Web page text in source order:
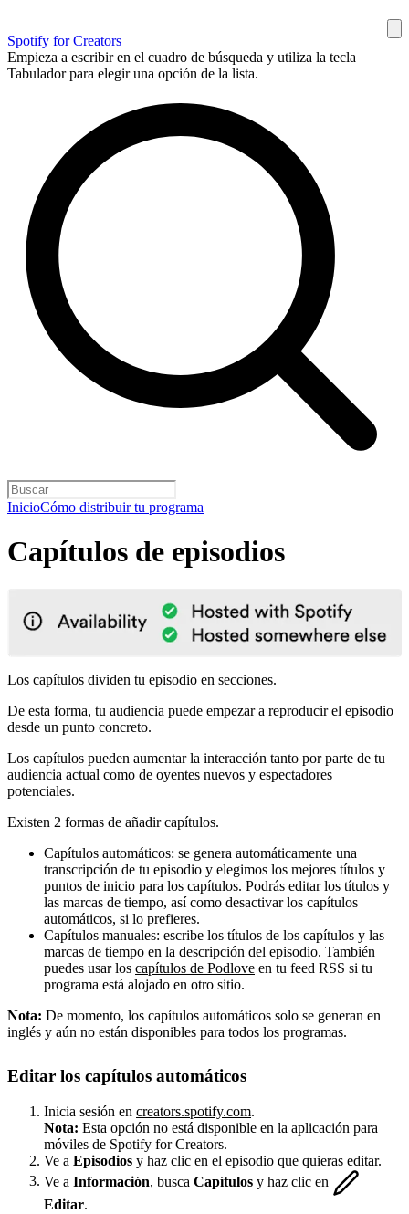
Spotify for Creators
Empieza a escribir en el cuadro de búsqueda y utiliza la tecla
Tabulador para elegir una opción de la lista.
InicioCómo distribuir tu programa
Capítulos de episodios
Los capítulos dividen tu episodio en secciones.
De esta forma, tu audiencia puede empezar a reproducir el episodio
desde un punto concreto.
Los capítulos pueden aumentar la interacción tanto por parte de tu
audiencia actual como de oyentes nuevos y espectadores
potenciales.
Existen 2 formas de añadir capítulos.
Capítulos automáticos: se genera automáticamente una
transcripción de tu episodio y elegimos los mejores títulos y
puntos de inicio para los capítulos. Podrás editar los títulos y
las marcas de tiempo, así como desactivar los capítulos
automáticos, si lo prefieres.
Capítulos manuales: escribe los títulos de los capítulos y las
marcas de tiempo en la descripción del episodio. También
puedes usar los capítulos de Podlove en tu feed RSS si tu
programa está alojado en otro sitio.
Nota: De momento, los capítulos automáticos solo se generan en
inglés y aún no están disponibles para todos los programas.
Editar los capítulos automáticos
Inicia sesión en creators.spotify.com.
Nota: Esta opción no está disponible en la aplicación para
móviles de Spotify for Creators.
Ve a Episodios y haz clic en el episodio que quieras editar.
Ve a Información , busca Capítulos y haz clic en
Editar.